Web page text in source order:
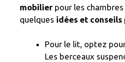
mobilier pour les
quelques idées et conseils
Pour le lit, optez
Les berceaux